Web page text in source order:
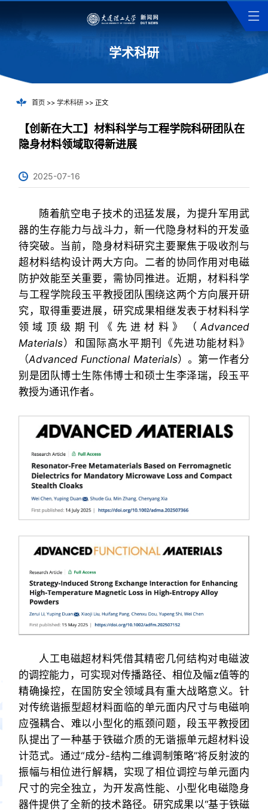
学术科研
首页>> 学术科研>> 正文
【创新在大工】材料科学与工程学院科研团队在
隐身材料领域取得新进展
2025-07-16
随着航空电子技术的迅猛发展，为提升军用武
器的生存能力与战斗力，新一代隐身材料的开发亟
待突破。当前，隐身材料研究主要聚焦于吸收剂与
超材料结构设计两大方向。二者的协同作用对电磁
防护效能至关重要，需协同推进。近期，材料科学
与工程学院段玉平教授团队围绕这两个方向展开研
究，取得重要进展，研究成果相继发表于材料科学
领域顶级期刊《先进材料》（Advanced
Materials）和国际高水平期刊《先进功能材料》
（Advanced Functional Materials）。第一作者分
别是团队博士生陈伟博士和硕士生李泽瑞，段玉平
教授为通讯作者。
人工电磁超材料凭借其精密几何结构对电磁波
的调控能力，可实现对传播路径、相位及幅z值等的
精确操控，在国防安全领域具有重大战略意义。针
对传统谐振型超材料面临的单元面内尺寸与电磁响
应强耦合、难以小型化的瓶颈问题，段玉平教授团
队提出了一种基于铁磁介质的无谐振单元超材料设
计范式。通过“成分-结构二维调制策略”将反射波的
振幅与相位进行解耦，实现了相位调控与单元面内
尺寸的完全独立，为开发高性能、小型化电磁隐身
器件提供了全新的技术路径。研究成果以“基于铁磁